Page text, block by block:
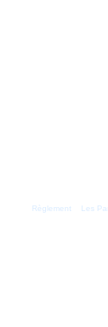
Règlement Les